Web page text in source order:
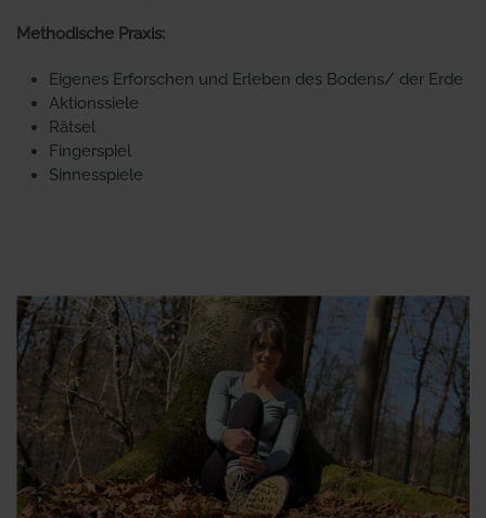
Methodische Praxis:
Eigenes Erforschen und Erleben des Bodens/ der Erde
Aktionssiele
Rätsel
Fingerspiel
Sinnesspiele